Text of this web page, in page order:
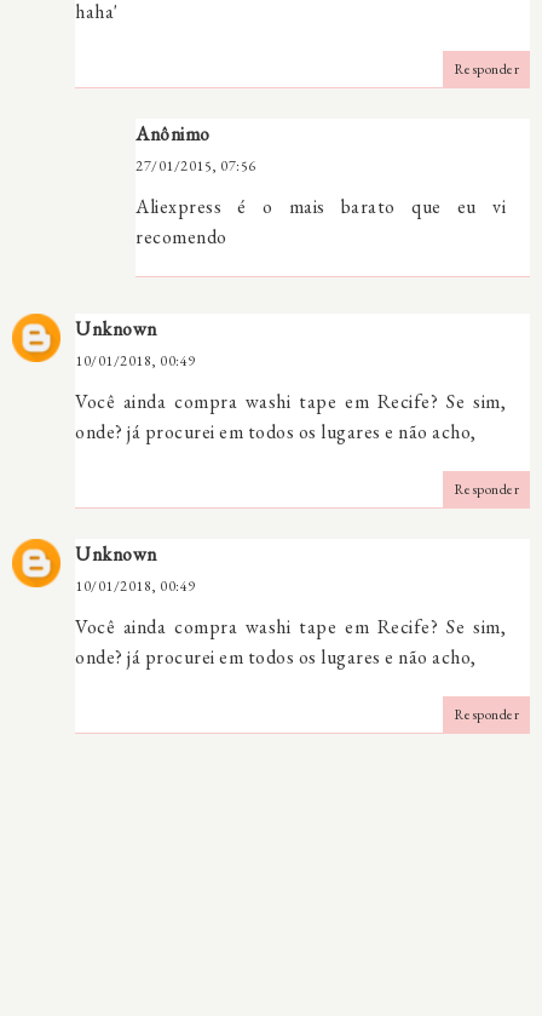
haha'
Responder
Anônimo
27/01/2015, 07:56
Aliexpress é o mais barato que eu vi
recomendo
Unknown
10/01/2018, 00:49
Você ainda compra washi tape em Recife? Se sim,
onde? já procurei em todos os lugares e não acho,
Responder
Unknown
10/01/2018, 00:49
Você ainda compra washi tape em Recife? Se sim,
onde? já procurei em todos os lugares e não acho,
Responder